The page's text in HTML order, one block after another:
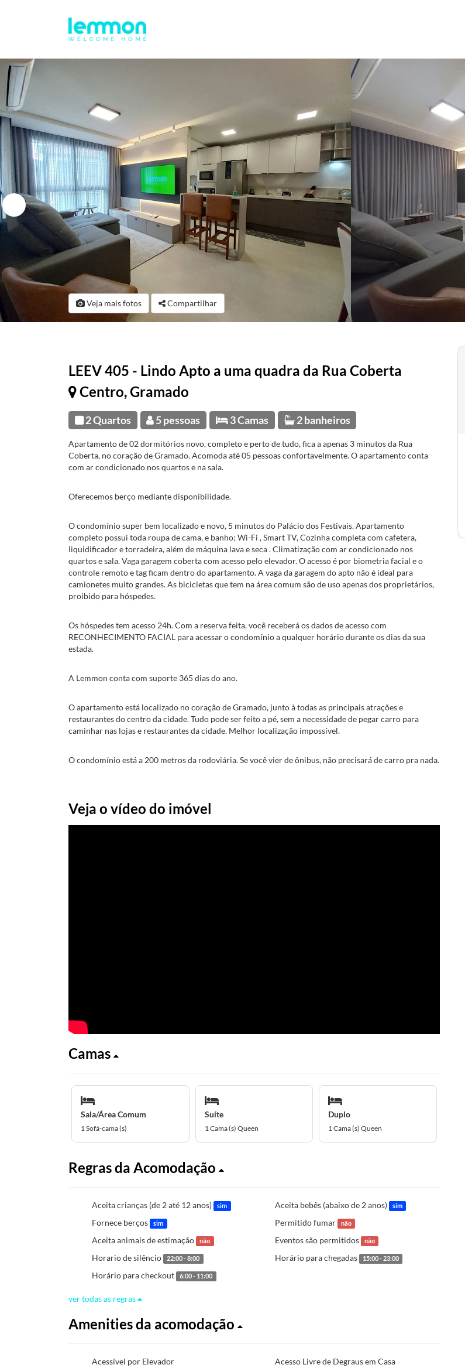
Veja mais fotos Compartilhar
LEEV 405 - Lindo Apto a uma quadra da Rua Coberta
Centro, Gramado
2 Quartos 5 pessoas 3 Camas 2 banheiros
Apartamento de 02 dormitórios novo, completo e perto de tudo, fica a apenas 3 minutos da Rua
Coberta, no coração de Gramado. Acomoda até 05 pessoas confortavelmente. O apartamento conta
com ar condicionado nos quartos e na sala.
Oferecemos berço mediante disponibilidade.
O condomínio super bem localizado e novo, 5 minutos do Palácio dos Festivais. Apartamento
completo possui toda roupa de cama, e banho; Wi-Fi , Smart TV, Cozinha completa com cafetera,
liquidificador e torradeira, além de máquina lava e seca . Climatização com ar condicionado nos
quartos e sala. Vaga garagem coberta com acesso pelo elevador. O acesso é por biometria facial e o
controle remoto e tag ficam dentro do apartamento. A vaga da garagem do apto não é ideal para
camionetes muito grandes. As bicicletas que tem na área comum são de uso apenas dos proprietários,
proibido para hóspedes.
Os hóspedes tem acesso 24h. Com a reserva feita, você receberá os dados de acesso com
RECONHECIMENTO FACIAL para acessar o condomínio a qualquer horário durante os dias da sua
estada.
A Lemmon conta com suporte 365 dias do ano.
O apartamento está localizado no coração de Gramado, junto à todas as principais atrações e
restaurantes do centro da cidade. Tudo pode ser feito a pé, sem a necessidade de pegar carro para
caminhar nas lojas e restaurantes da cidade. Melhor localização impossível.
O condomínio está a 200 metros da rodoviária. Se você vier de ônibus, não precisará de carro pra nada.
Veja o vídeo do imóvel
Camas
Sala/Área Comum
1 Sofá-cama (s)
Suíte
1 Cama (s) Queen
Duplo
1 Cama (s) Queen
Regras da Acomodação
Aceita crianças (de 2 até 12 anos) sim Aceita bebês (abaixo de 2 anos) sim
Fornece berços sim Permitido fumar não
Aceita animais de estimação não Eventos são permitidos não
Horario de silêncio 22:00 - 8:00 Horário para chegadas 15:00 - 23:00
Horário para checkout 6:00 - 11:00
ver todas as regras
Amenities da acomodação
Acessível por Elevador
Acesso Livre de Degraus em Casa